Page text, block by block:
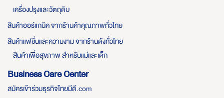
เครื่องปรุงและวัตถุดิบ
สินค้าออร์แกนิค จากร้านค้าคุณภาพทั่วไทย
สินค้าแฟชั่นและความงาม จากร้านดังทั่วไทย
สินค้าเพื่อสุขภาพ สำหรับแม่และเด็ก
Business Care Center
สมัครเข้าร่วมธุรกิจไทยมีดี.com